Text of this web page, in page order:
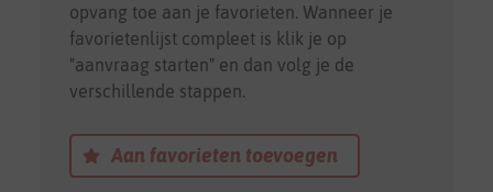
opvang toe aan je favorieten. Wanneer je
favorietenlijst compleet is klik je op
"aanvraag starten" en dan volg je de
verschillende stappen.
Aan favorieten toevoegen